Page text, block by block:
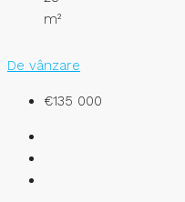
m²
De vânzare
€135 000